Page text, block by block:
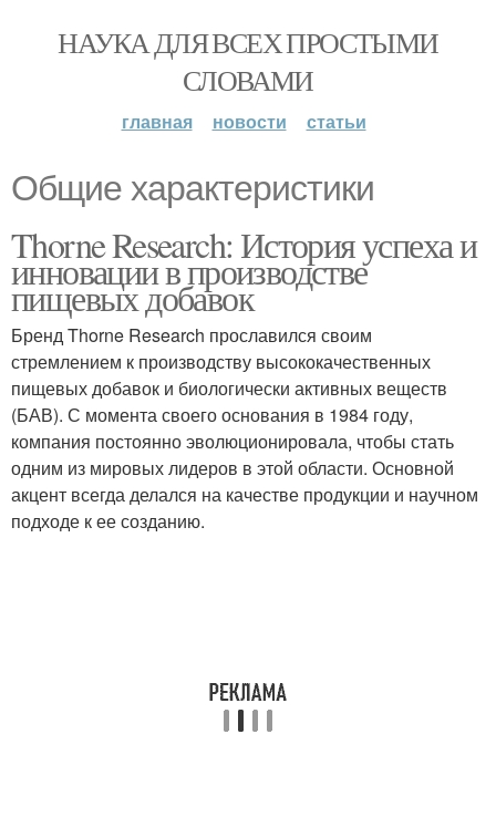
НАУКА ДЛЯ ВСЕХ ПРОСТЫМИ
СЛОВАМИ
главная новости статьи
Общие характеристики
Thorne Research: История успеха и
инновации в производстве
пищевых добавок
Бренд Thorne Research прославился своим
стремлением к производству высококачественных
пищевых добавок и биологически активных веществ
(БАВ). С момента своего основания в 1984 году,
компания постоянно эволюционировала, чтобы стать
одним из мировых лидеров в этой области. Основной
акцент всегда делался на качестве продукции и научном
подходе к ее созданию.